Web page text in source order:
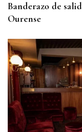
Banderazo de
Ourense